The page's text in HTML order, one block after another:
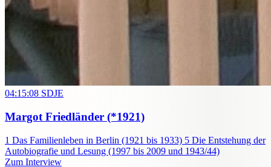
04:15:08 SDJE
Margot Friedländer (*1921)
1 Das Familienleben in Berlin (1921 bis 1933) 5 Die Entstehung der
Autobiografie und Lesung (1997 bis 2009 und 1943/44)
Zum Interview